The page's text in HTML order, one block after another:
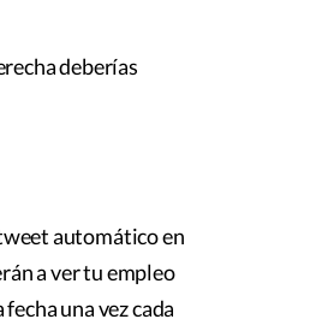
deberías
automático en
a ver tu empleo
una vez cada